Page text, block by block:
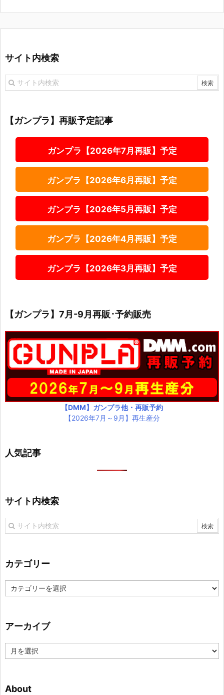
サイト内検索
【ガンプラ】再販予定記事
ガンプラ【2026年7月再販】予定
ガンプラ【2026年6月再販】予定
ガンプラ【2026年5月再販】予定
ガンプラ【2026年4月再販】予定
ガンプラ【2026年3月再販】予定
【ガンプラ】7月-9月再販･予約販売
【DMM】ガンプラ他・再販予約
【2026年7月～9月】再生産分
人気記事
サイト内検索
カテゴリー
テ
ー
アーカイブ
ー
ブ
About